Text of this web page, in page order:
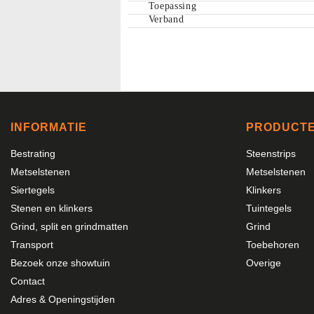
Maatvast
alle zijkanten recht zijn. Dit zorgt voor
Wij wijzen u erop dat foto's een
om altijd de kleur van het product in
Toepassing
Verband
INFORMATIE
Bestrating
Metselstenen
Siertegels
Stenen en klinkers
Grind, split en grindmatten
Transport
Bezoek onze showtuin
Contact
Adres & Openingstijden
Steenstrips
Metselstenen
Klinkers
Tuintegels
Grind
Toebehoren
Overige